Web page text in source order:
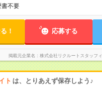
書不要
！ 応募する
掲載元企業名 株式会社リクルートスタッフ
ト は、とりあえず保存しよう♪